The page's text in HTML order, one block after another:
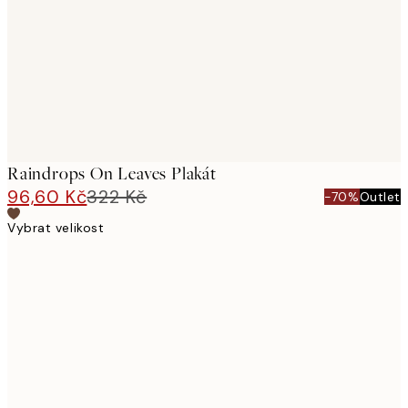
Raindrops On Leaves Plakát
96,60 Kč322 Kč -70%Outlet
Vybrat velikost